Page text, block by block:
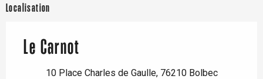
Localisation
Le Carnot
10 Place Charles de Gaulle, 76210 Bolbec